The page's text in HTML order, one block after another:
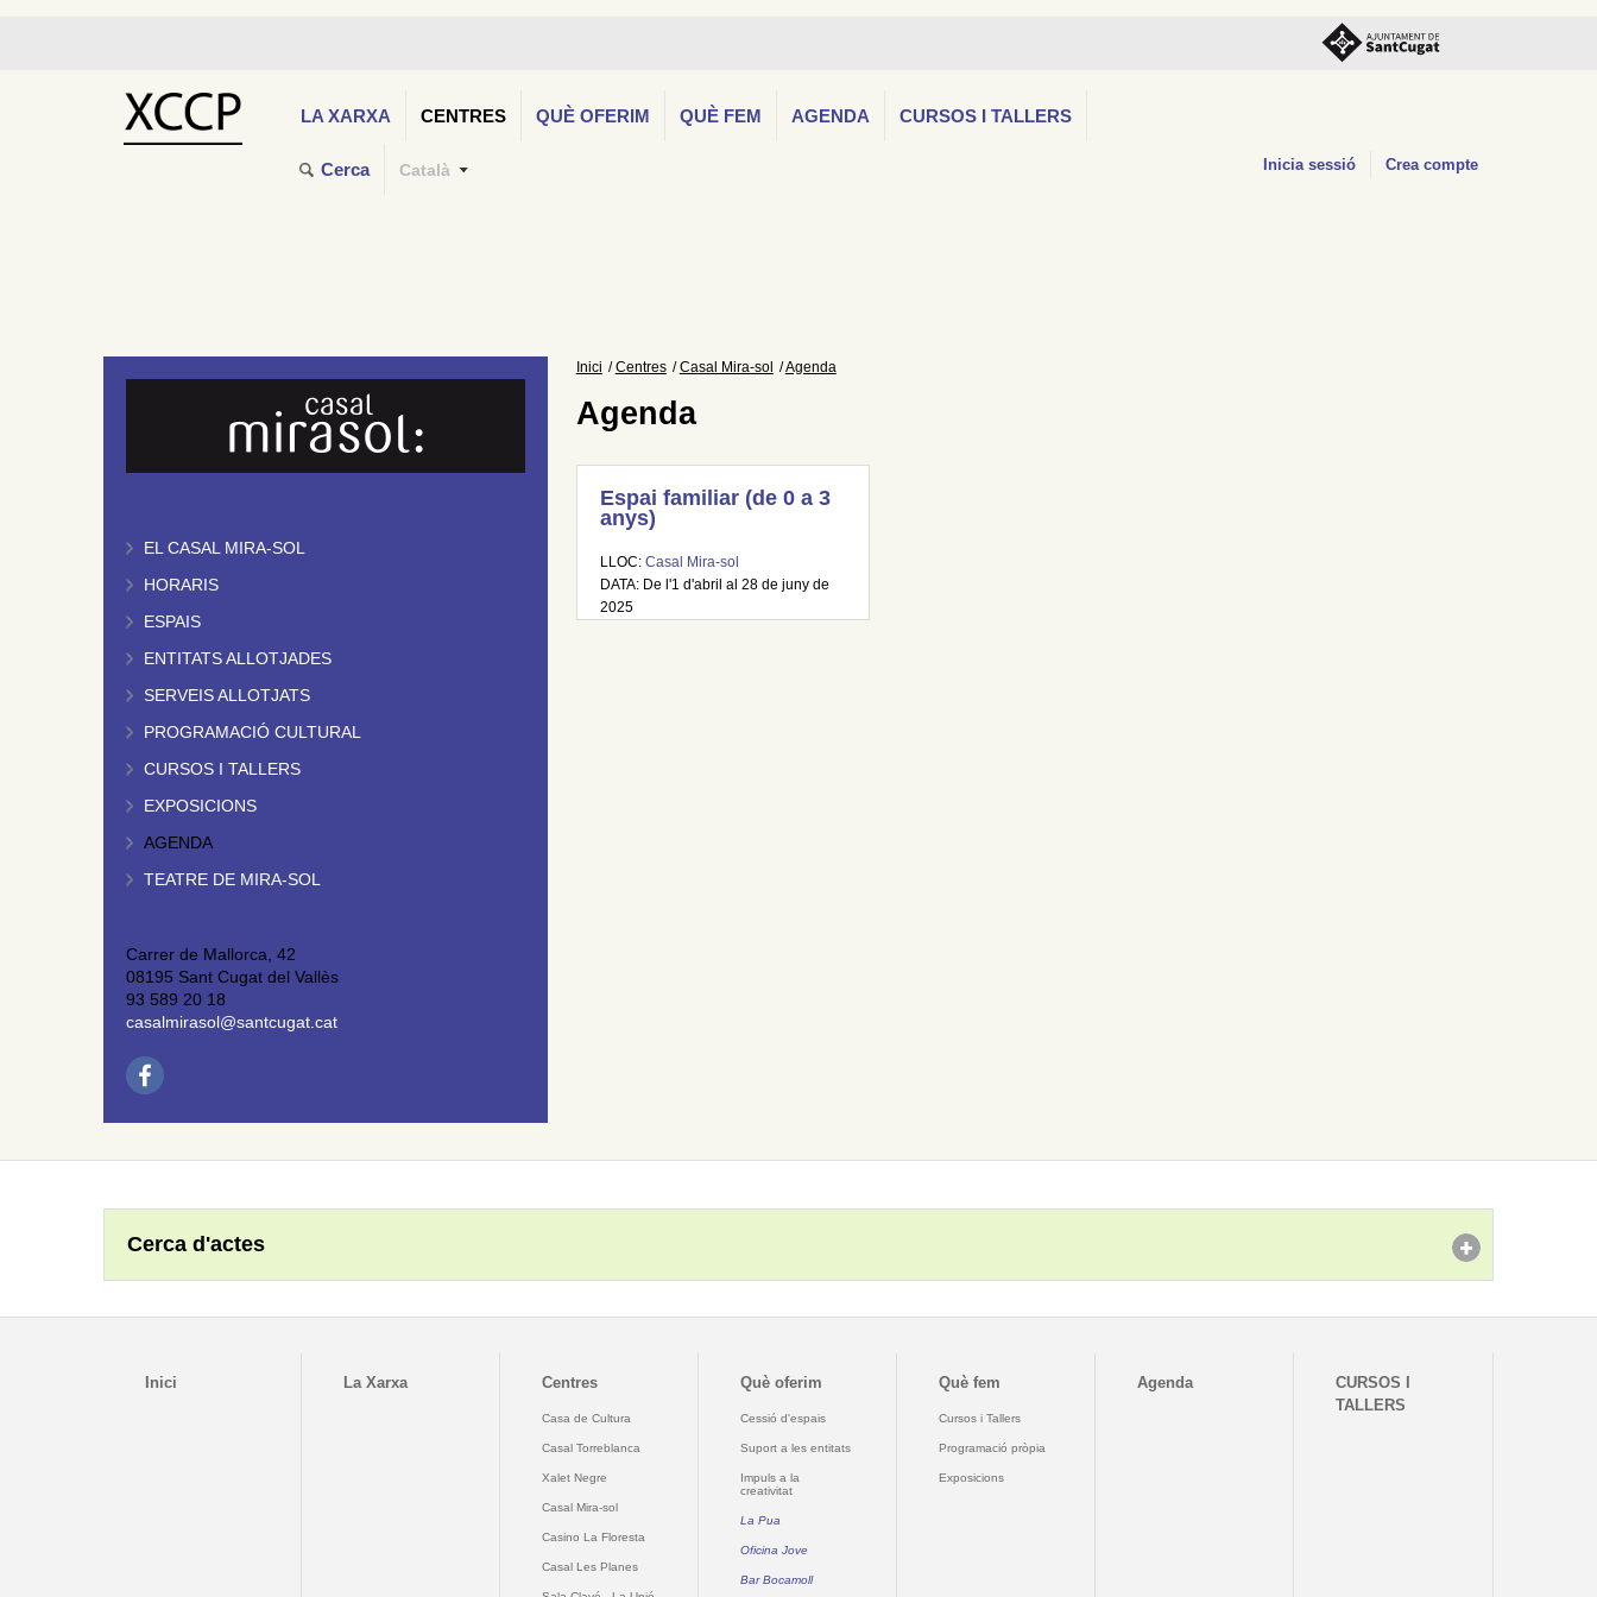
LA XARXA CENTRES QUÈ OFERIM QUÈ FEM AGENDA CURSOS I TALLERS
Cerca Català Inicia sessió Crea compte
EL CASAL MIRA-SOL
HORARIS
ESPAIS
ENTITATS ALLOTJADES
SERVEIS ALLOTJATS
PROGRAMACIÓ CULTURAL
CURSOS I TALLERS
EXPOSICIONS
AGENDA
TEATRE DE MIRA-SOL
Carrer de Mallorca, 42
08195 Sant Cugat del Vallès
93 589 20 18
casalmirasol@santcugat.cat
Inici Centres Casal Mira-sol Agenda
Agenda
Espai familiar (de 0 a 3
anys)
LLOC: Casal Mira-sol
DATA: De l'1 d'abril al 28 de juny de
2025
Cerca d'actes
Inici La Xarxa Centres
Casa de Cultura
Casal Torreblanca
Xalet Negre
Casal Mira-sol
Casino La Floresta
Casal Les Planes
Què oferim
Cessió d'espais
Suport a les entitats
Impuls a la
creativitat
La Pua
Oficina Jove
Bar Bocamoll
Què fem
Cursos i Tallers
Programació pròpia
Exposicions
Agenda
CURSOS I
TALLERS